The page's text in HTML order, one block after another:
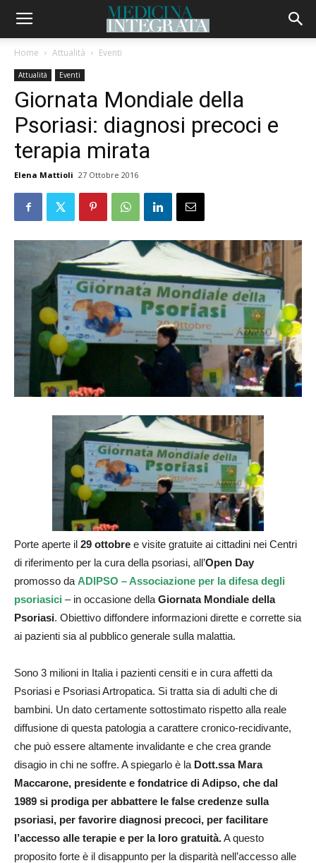
Home Attualità Eventi
Attualità Eventi
Giornata Mondiale della
Psoriasi: diagnosi precoci e
terapia mirata
Elena Mattioli 27 Ottobre 2016
Porte aperte il 29 ottobre e visite gratuite ai cittadini nei Centri
di riferimento per la cura della psoriasi, all’Open Day
promosso da ADIPSO – Associazione per la difesa degli
psoriasici – in occasione della Giornata Mondiale della
Psoriasi. Obiettivo diffondere informazioni dirette e corrette sia
ai pazienti sia al pubblico generale sulla malattia.
Sono 3 milioni in Italia i pazienti censiti e in cura affetti da
Psoriasi e Psoriasi Artropatica. Si tratta sia di adulti che di
bambini. Un dato certamente sottostimato rispetto alla reale
diffusione di questa patologia a carattere cronico-recidivante,
che può essere altamente invalidante e che crea grande
disagio in chi ne soffre. A spiegarlo è la Dott.ssa Mara
Maccarone, presidente e fondatrice di Adipso, che dal
1989 si prodiga per abbattere le false credenze sulla
psoriasi, per favorire diagnosi precoci, per facilitare
l’accesso alle terapie e per la loro gratuità.A questo
proposito forte è il disappunto per la disparità nell’accesso alle